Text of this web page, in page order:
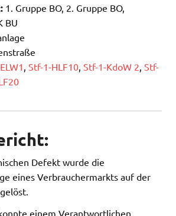
1. Gruppe BO, 2. Gruppe BO,
BU
Stf-1-HLF10 Stf-1-KdoW 2 Stf-
Defekt wurde die
eines Verbrauchermarkts auf der
einem Verantwortlichen